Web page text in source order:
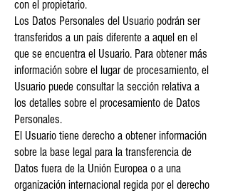
con el propietario.
Los Datos Personales del Usuario podrán ser
transferidos a un país diferente a aquel en el
que se encuentra el Usuario. Para obtener más
información sobre el lugar de procesamiento, el
Usuario puede consultar la sección relativa a
los detalles sobre el procesamiento de Datos
Personales.
El Usuario tiene derecho a obtener información
sobre la base legal para la transferencia de
Datos fuera de la Unión Europea o a una
organización internacional regida por el derecho